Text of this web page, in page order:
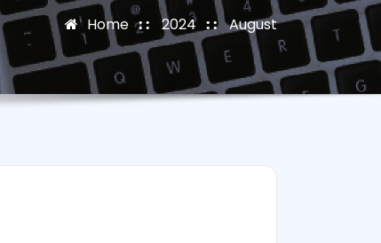
Home 2024 August